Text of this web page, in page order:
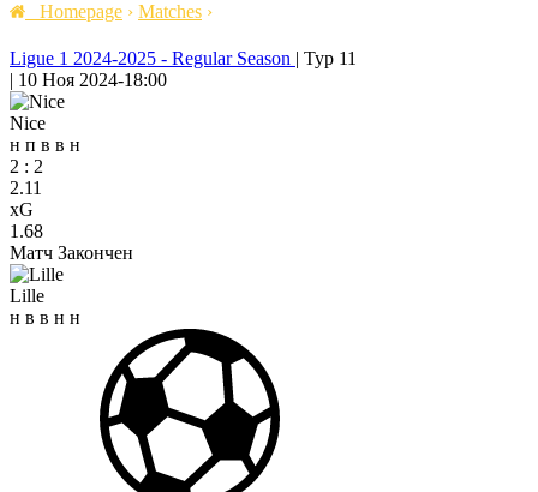
Homepage › Matches ›
Ligue 1 2024-2025 - Regular Season | Тур 11
| 10 Ноя 2024-18:00
Nice
н п в в н
2 : 2
2.11
xG
1.68
Матч Закончен
Lille
н в в н н